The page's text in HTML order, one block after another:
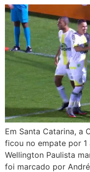
Em Santa Catarina, a
ficou no empate por 1
Wellington Paulista
foi marcado por